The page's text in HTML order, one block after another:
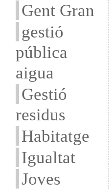
Gent Gran
gestió
pública
aigua
Gestió
residus
Habitatge
Igualtat
Joves